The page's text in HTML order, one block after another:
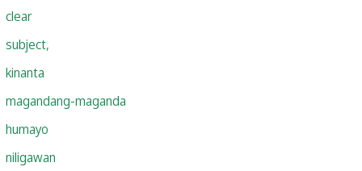
clear
subject,
kinanta
magandang-maganda
humayo
niligawan